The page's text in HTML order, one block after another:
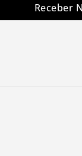
Receber